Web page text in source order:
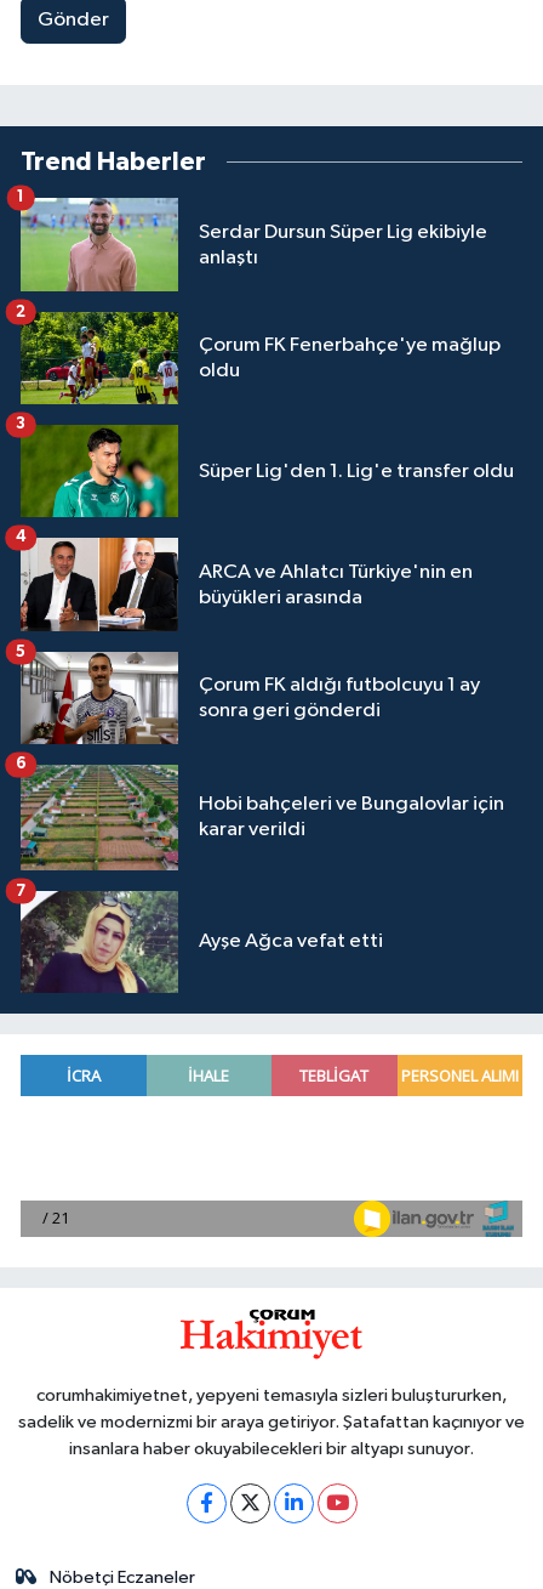
Gönder
Trend Haberler
Serdar Dursun Süper Lig ekibiyle
anlaştı
Çorum FK Fenerbahçe'ye mağlup
oldu
2
Süper Lig'den 1. Lig'e transfer oldu
3
ARCA ve Ahlatcı Türkiye'nin en
büyükleri arasında
4
Çorum FK aldığı futbolcuyu 1 ay
sonra geri gönderdi
5
Hobi bahçeleri ve Bungalovlar için
karar verildi
6
Ayşe Ağca vefat etti
7
corumhakimiyetnet, yepyeni temasıyla sizleri buluştururken,
sadelik ve modernizmi bir araya getiriyor. Şatafattan kaçınıyor ve
insanlara haber okuyabilecekleri bir altyapı sunuyor.
Nöbetçi Eczaneler